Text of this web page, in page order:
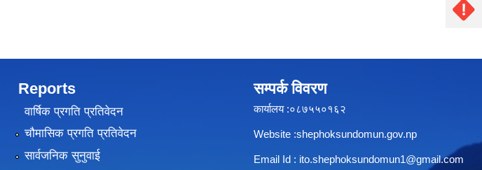
Reports
वार्षिक प्रगति प्रतिवेदन
चौमासिक प्रगति प्रतिवेदन
सार्वजनिक सुनुवाई
सम्पर्क विवरण
कार्यालय :०८७५५०१६२
Website :shephoksundomun.gov.np
Email Id : ito.shephoksundomun1@gmail.com